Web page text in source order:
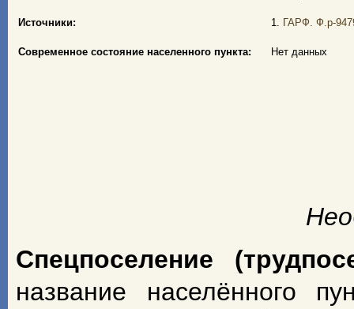
Источники: 1. ГАРФ. Ф.р-
Современное состояние населенного пункта: Нет данных
Спецпоселение
название населённого